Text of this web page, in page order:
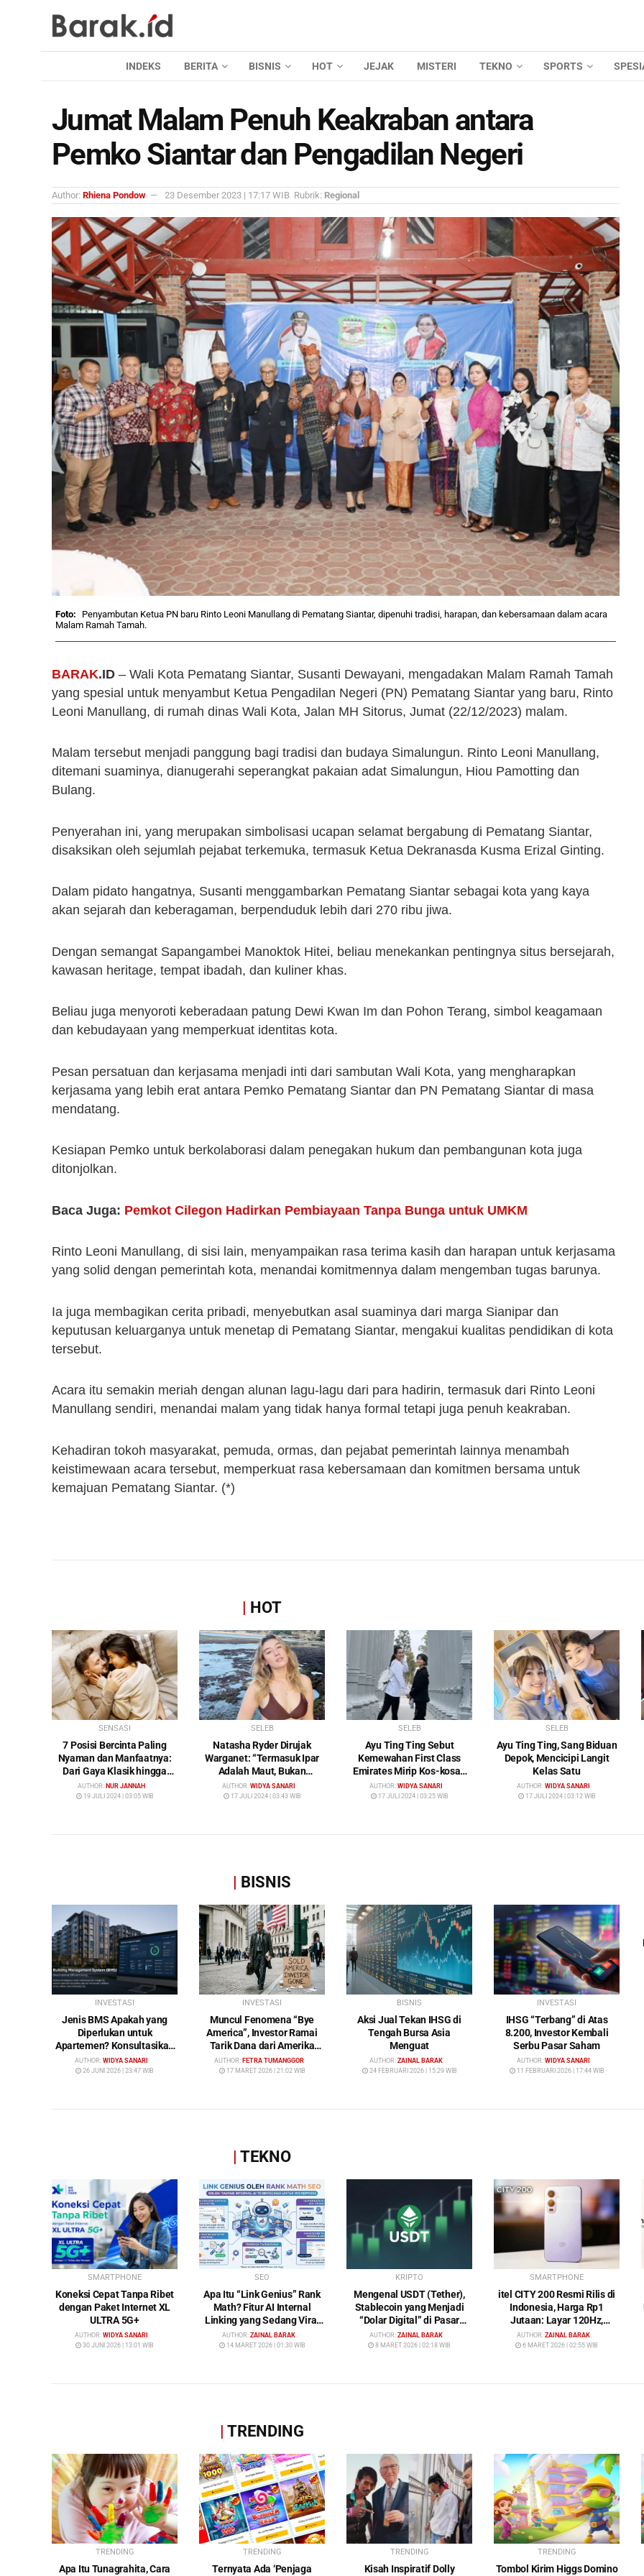
INDEKS BERITA BISNIS HOT JEJAK MISTERI TEKNO SPORTS
Jumat Malam Penuh Keakraban antara
Pemko Siantar dan Pengadilan Negeri
Author: Rhiena Pondow 23 Desember 2023 | 17:17 WIB Rubrik: Regional
Penyambutan Ketua PN baru Rinto Leoni Manullang di Pematang Siantar, dipenuhi tradisi, harapan, dan kebersamaan dalam acara
Malam Ramah Tamah.
BARAK.ID – Wali Kota Pematang Siantar, Susanti Dewayani, mengadakan Malam Ramah Tamah
yang spesial untuk menyambut Ketua Pengadilan Negeri (PN) Pematang Siantar yang baru, Rinto
Leoni Manullang, di rumah dinas Wali Kota, Jalan MH Sitorus, Jumat (22/12/2023) malam.
Malam tersebut menjadi panggung bagi tradisi dan budaya Simalungun. Rinto Leoni Manullang,
ditemani suaminya, dianugerahi seperangkat pakaian adat Simalungun, Hiou Pamotting dan
Bulang.
Penyerahan ini, yang merupakan simbolisasi ucapan selamat bergabung di Pematang Siantar,
disaksikan oleh sejumlah pejabat terkemuka, termasuk Ketua Dekranasda Kusma Erizal Ginting.
Dalam pidato hangatnya, Susanti menggambarkan Pematang Siantar sebagai kota yang kaya
akan sejarah dan keberagaman, berpenduduk lebih dari 270 ribu jiwa.
Dengan semangat Sapangambei Manoktok Hitei, beliau menekankan pentingnya situs bersejarah,
kawasan heritage, tempat ibadah, dan kuliner khas.
Beliau juga menyoroti keberadaan patung Dewi Kwan Im dan Pohon Terang, simbol keagamaan
dan kebudayaan yang memperkuat identitas kota.
Pesan persatuan dan kerjasama menjadi inti dari sambutan Wali Kota, yang mengharapkan
kerjasama yang lebih erat antara Pemko Pematang Siantar dan PN Pematang Siantar di masa
mendatang.
Kesiapan Pemko untuk berkolaborasi dalam penegakan hukum dan pembangunan kota juga
ditonjolkan.
Baca Juga: Pemkot Cilegon Hadirkan Pembiayaan Tanpa Bunga untuk UMKM
Rinto Leoni Manullang, di sisi lain, menyampaikan rasa terima kasih dan harapan untuk kerjasama
yang solid dengan pemerintah kota, menandai komitmennya dalam mengemban tugas barunya.
Ia juga membagikan cerita pribadi, menyebutkan asal suaminya dari marga Sianipar dan
keputusan keluarganya untuk menetap di Pematang Siantar, mengakui kualitas pendidikan di kota
tersebut.
Acara itu semakin meriah dengan alunan lagu-lagu dari para hadirin, termasuk dari Rinto Leoni
Manullang sendiri, menandai malam yang tidak hanya formal tetapi juga penuh keakraban.
Kehadiran tokoh masyarakat, pemuda, ormas, dan pejabat pemerintah lainnya menambah
keistimewaan acara tersebut, memperkuat rasa kebersamaan dan komitmen bersama untuk
kemajuan Pematang Siantar. (*)
| HOT
SENSASI
7 Posisi Bercinta Paling
Nyaman dan Manfaatnya:
Dari Gaya Klasik hingga
Gunting
AUTHOR: NUR JANNAH
19 JULI 2024 | 03:05 WIB
SELEB
Natasha Ryder Dirujak
Warganet: “Termasuk Ipar
Adalah Maut, Bukan
Mendamaikan Malah
Menyiram Bensin”
AUTHOR: WIDYA SANARI
17 JULI 2024 | 03:43 WIB
SELEB
Ayu Ting Ting Sebut
Kemewahan First Class
Emirates Mirip Kos-kosan
Mewah
AUTHOR: WIDYA SANARI
17 JULI 2024 | 03:25 WIB
SELEB
Ayu Ting Ting, Sang Biduan
Depok, Mencicipi Langit
Kelas Satu
AUTHOR: WIDYA SANARI
17 JULI 2024 | 03:12 WIB
| BISNIS
INVESTASI
Jenis BMS Apakah yang
Diperlukan untuk
Apartemen? Konsultasikan
Keperluan Anda Bersama
Bybamms!
AUTHOR: WIDYA SANARI
26 JUNI 2026 | 23:47 WIB
INVESTASI
Muncul Fenomena “Bye
America”, Investor Ramai
Tarik Dana dari Amerika
Serikat: Wall Street Mulai
Ditinggalkan
AUTHOR: FETRA TUMANGGOR
17 MARET 2026 | 21:02 WIB
BISNIS
Aksi Jual Tekan IHSG di
Tengah Bursa Asia
Menguat
AUTHOR: ZAINAL BARAK
24 FEBRUARI 2026 | 15:29 WIB
INVESTASI
IHSG “Terbang” di Atas
8.200, Investor Kembali
Serbu Pasar Saham
AUTHOR: WIDYA SANARI
11 FEBRUARI 2026 | 17:44 WIB
| TEKNO
SMARTPHONE
Koneksi Cepat Tanpa Ribet
dengan Paket Internet XL
ULTRA 5G+
AUTHOR: WIDYA SANARI
30 JUNI 2026 | 13:01 WIB
SEO
Apa Itu “Link Genius” Rank
Math? Fitur AI Internal
Linking yang Sedang Viral
di Dunia SEO
AUTHOR: ZAINAL BARAK
14 MARET 2026 | 01:30 WIB
KRIPTO
Mengenal USDT (Tether),
Stablecoin yang Menjadi
“Dolar Digital” di Pasar
Kripto
AUTHOR: ZAINAL BARAK
8 MARET 2026 | 02:18 WIB
SMARTPHONE
itel CITY 200 Resmi Rilis di
Indonesia, Harga Rp1
Jutaan: Layar 120Hz,
Kamera 50MP, NFC dan
Baterai 5200 mAh
AUTHOR: ZAINAL BARAK
6 MARET 2026 | 02:55 WIB
| TRENDING
TRENDING
Apa Itu Tunagrahita, Cara
TRENDING
Ternyata Ada ‘Penjaga
TRENDING
Kisah Inspiratif Dolly
TRENDING
Tombol Kirim Higgs Domino